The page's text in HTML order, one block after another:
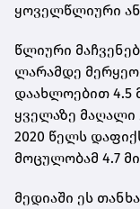
ყოველწლიური
წლიური
ლარამდე
დაახლოებით 4.5
ყველაზე მაღალი
2020 წელს
მოცულობამ 4.7
მედიაში ეს